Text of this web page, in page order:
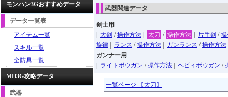
武器関連データ
剣士用
大剣 /操作方法 太刀 / 操作方法 片手剣 /
旋律
ランス /操作方法 ガンランス /操作方法
ガンナー用
ライトボウガン /操作方法 ヘビィボウガン /
一覧ページ 【太刀】
モンハン3Gおすすめデータ
データ一覧表
アイテム一覧
スキル一覧
全防具一覧
MH3G攻略データ
武器